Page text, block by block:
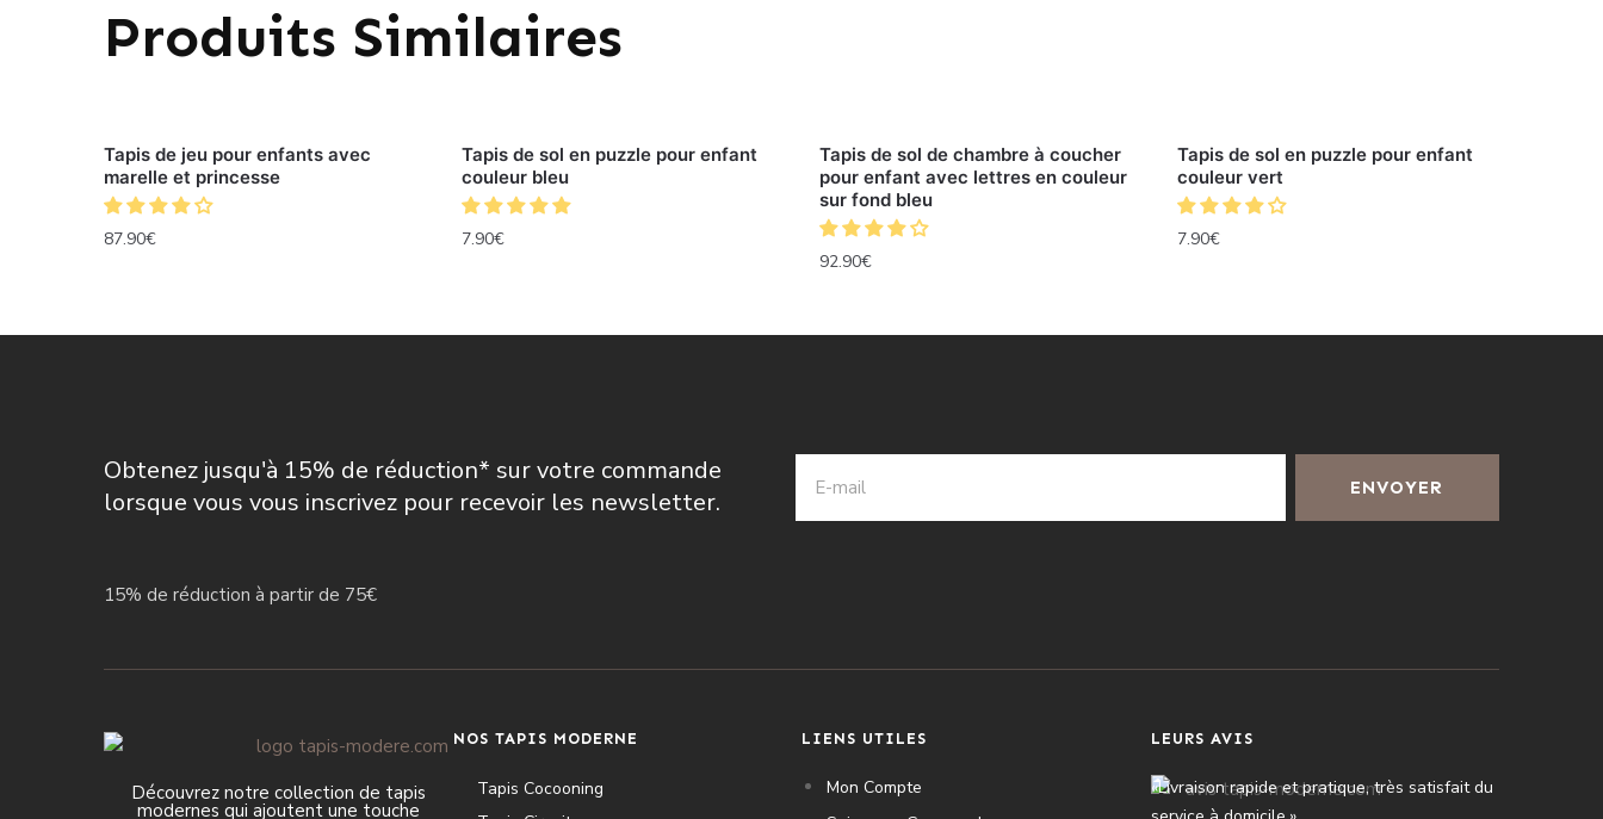
Produits Similaires
Tapis de jeu pour enfants avec
marelle et princesse
87.90€
Tapis de sol en puzzle pour enfant
couleur bleu
7.90€
Tapis de sol de chambre à coucher
pour enfant avec lettres en couleur
sur fond bleu
92.90€
Tapis de sol en puzzle pour enfant
couleur vert
7.90€
Obtenez jusqu'à 15% de réduction* sur votre commande
lorsque vous vous inscrivez pour recevoir les newsletter.
15% de réduction à partir de 75€
ENVOYER
Découvrez notre collection de tapis
modernes qui ajoutent une touche
NOS TAPIS MODERNE
Tapis Cocooning
LIENS UTILES
Mon Compte
LEURS AVIS
«Livraison rapide et pratique, très satisfait du